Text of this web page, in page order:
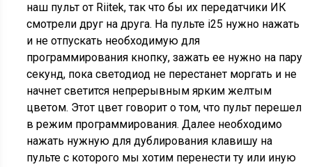
наш пульт от Riitek, так что бы их передатчики ИК
смотрели друг на друга. На пульте i25 нужно нажать
и не отпускать необходимую для
программирования кнопку, зажать ее нужно на пару
секунд, пока светодиод не перестанет моргать и не
начнет светится непрерывным ярким желтым
цветом. Этот цвет говорит о том, что пульт перешел
в режим программирования. Далее необходимо
нажать нужную для дублирования клавишу на
пульте с которого мы хотим перенести ту или иную